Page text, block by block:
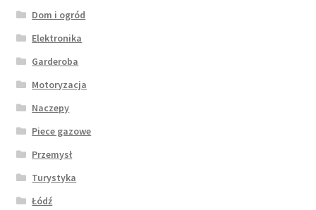
Dom i ogród
Elektronika
Garderoba
Motoryzacja
Naczepy
Piece gazowe
Przemysł
Turystyka
Łódź